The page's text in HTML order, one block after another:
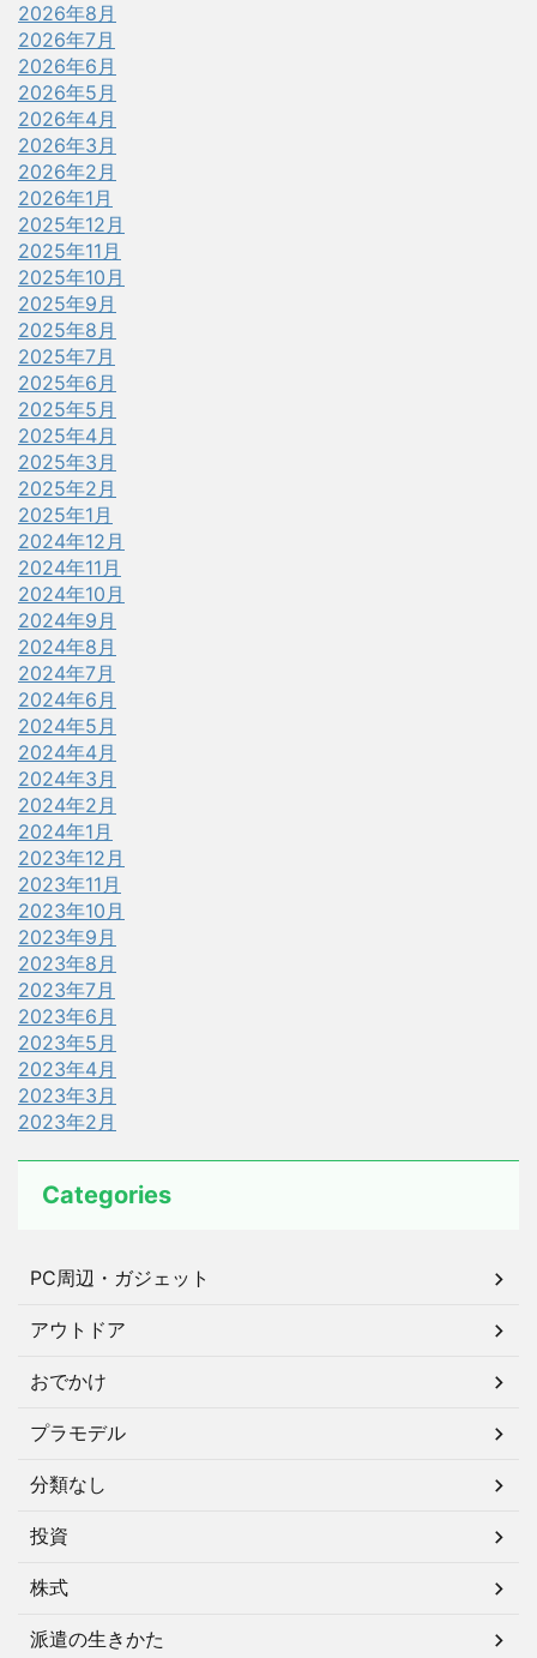
2026年8月
2026年7月
2026年6月
2026年5月
2026年4月
2026年3月
2026年2月
2026年1月
2025年12月
2025年11月
2025年10月
2025年9月
2025年8月
2025年7月
2025年6月
2025年5月
2025年4月
2025年3月
2025年2月
2025年1月
2024年12月
2024年11月
2024年10月
2024年9月
2024年8月
2024年7月
2024年6月
2024年5月
2024年4月
2024年3月
2024年2月
2024年1月
2023年12月
2023年11月
2023年10月
2023年9月
2023年8月
2023年7月
2023年6月
2023年5月
2023年4月
2023年3月
2023年2月
Categories
PC周辺・ガジェット
アウトドア
おでかけ
プラモデル
分類なし
投資
株式
派遣の生きかた